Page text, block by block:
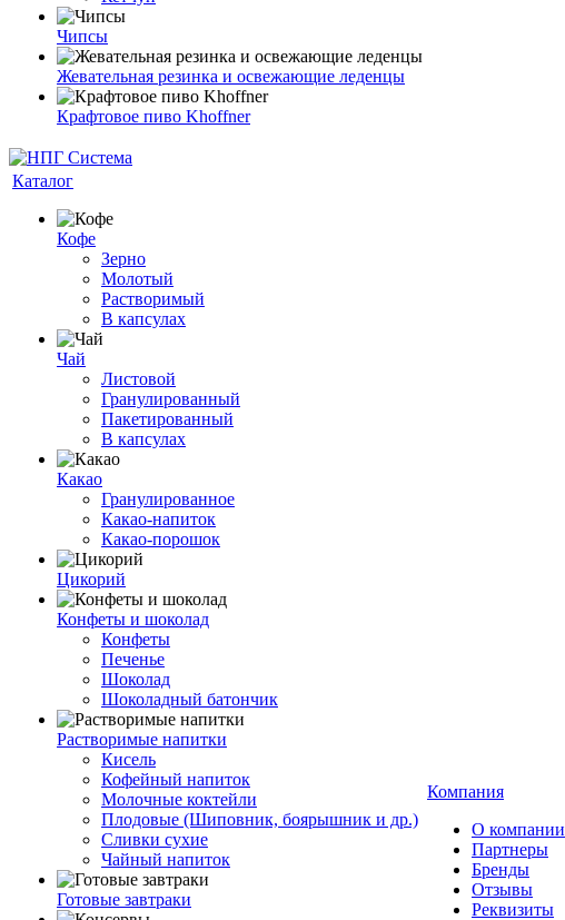
Чипсы
Жевательная резинка и освежающие леденцы
Крафтовое пиво Khoffner
Каталог
Кофе
Зерно
Молотый
Растворимый
В капсулах
Чай
Листовой
Гранулированный
Пакетированный
В капсулах
Какао
Гранулированное
Какао-напиток
Какао-порошок
Цикорий
Конфеты и шоколад
Конфеты
Печенье
Шоколад
Шоколадный батончик
Растворимые напитки
Кисель
Кофейный напиток
Молочные коктейли
Плодовые (Шиповник, боярышник и др.)
Сливки сухие
Чайный напиток
Готовые завтраки
Компания
О компании
Партнеры
Бренды
Отзывы
Реквизиты